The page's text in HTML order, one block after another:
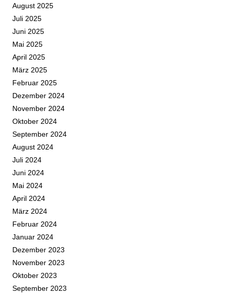
August 2025
Juli 2025
Juni 2025
Mai 2025
April 2025
März 2025
Februar 2025
Dezember 2024
November 2024
Oktober 2024
September 2024
August 2024
Juli 2024
Juni 2024
Mai 2024
April 2024
März 2024
Februar 2024
Januar 2024
Dezember 2023
November 2023
Oktober 2023
September 2023